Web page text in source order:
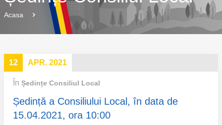
Acasa
12 APR. 2021
În Ședințe Consiliul Local
Ședință a Consiliului Local, în data de
15.04.2021, ora 10:00